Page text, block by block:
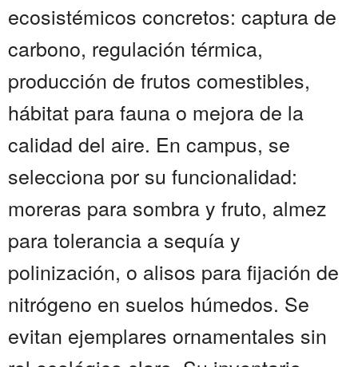
ecosistémicos concretos: captura de
carbono, regulación térmica,
producción de frutos comestibles,
hábitat para fauna o mejora de la
calidad del aire. En campus, se
selecciona por su funcionalidad:
moreras para sombra y fruto, almez
para tolerancia a sequía y
polinización, o alisos para fijación de
nitrógeno en suelos húmedos. Se
evitan ejemplares ornamentales sin